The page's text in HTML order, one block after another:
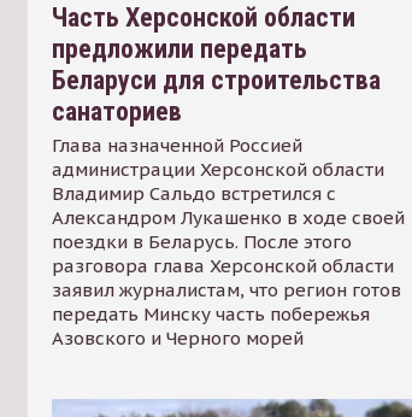
Часть Херсонской области
предложили передать
Беларуси для строительства
санаториев
Глава назначенной Россией
администрации Херсонской области
Владимир Сальдо встретился с
Александром Лукашенко в ходе своей
поездки в Беларусь. После этого
разговора глава Херсонской области
заявил журналистам, что регион готов
передать Минску часть побережья
Азовского и Черного морей